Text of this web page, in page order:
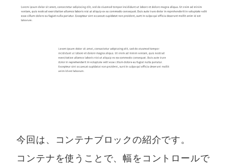
今回は、コンテナブロックの紹介です。
コンテナを使うことで、幅をコントロールで